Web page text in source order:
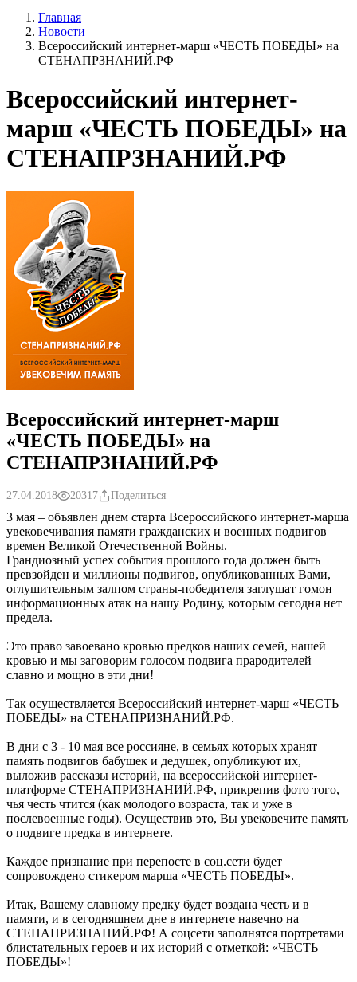
Главная
Новости
Всероссийский интернет-марш «ЧЕСТЬ ПОБЕДЫ» на
СТЕНАПРЗНАНИЙ.РФ
Всероссийский интернет-
марш «ЧЕСТЬ ПОБЕДЫ» на
СТЕНАПРЗНАНИЙ.РФ
Всероссийский интернет-марш
«ЧЕСТЬ ПОБЕДЫ» на
СТЕНАПРЗНАНИЙ.РФ
27.04.2018 20317 Поделиться
3 мая – объявлен днем старта Всероссийского интернет-марша
увековечивания памяти гражданских и военных подвигов
времен Великой Отечественной Войны.
Грандиозный успех события прошлого года должен быть
превзойден и миллионы подвигов, опубликованных Вами,
оглушительным залпом страны-победителя заглушат гомон
информационных атак на нашу Родину, которым сегодня нет
предела.
Это право завоевано кровью предков наших семей, нашей
кровью и мы заговорим голосом подвига прародителей
славно и мощно в эти дни!
Так осуществляется Всероссийский интернет-марш «ЧЕСТЬ
ПОБЕДЫ» на СТЕНАПРИЗНАНИЙ.РФ.
В дни с 3 - 10 мая все россияне, в семьях которых хранят
память подвигов бабушек и дедушек, опубликуют их,
выложив рассказы историй, на всероссийской интернет-
платформе СТЕНАПРИЗНАНИЙ.РФ, прикрепив фото того,
чья честь чтится (как молодого возраста, так и уже в
послевоенные годы). Осуществив это, Вы увековечите память
о подвиге предка в интернете.
Каждое признание при перепосте в соц.сети будет
сопровождено стикером марша «ЧЕСТЬ ПОБЕДЫ».
Итак, Вашему славному предку будет воздана честь и в
памяти, и в сегодняшнем дне в интернете навечно на
СТЕНАПРИЗНАНИЙ.РФ! А соцсети заполнятся портретами
блистательных героев и их историй с отметкой: «ЧЕСТЬ
ПОБЕДЫ»!